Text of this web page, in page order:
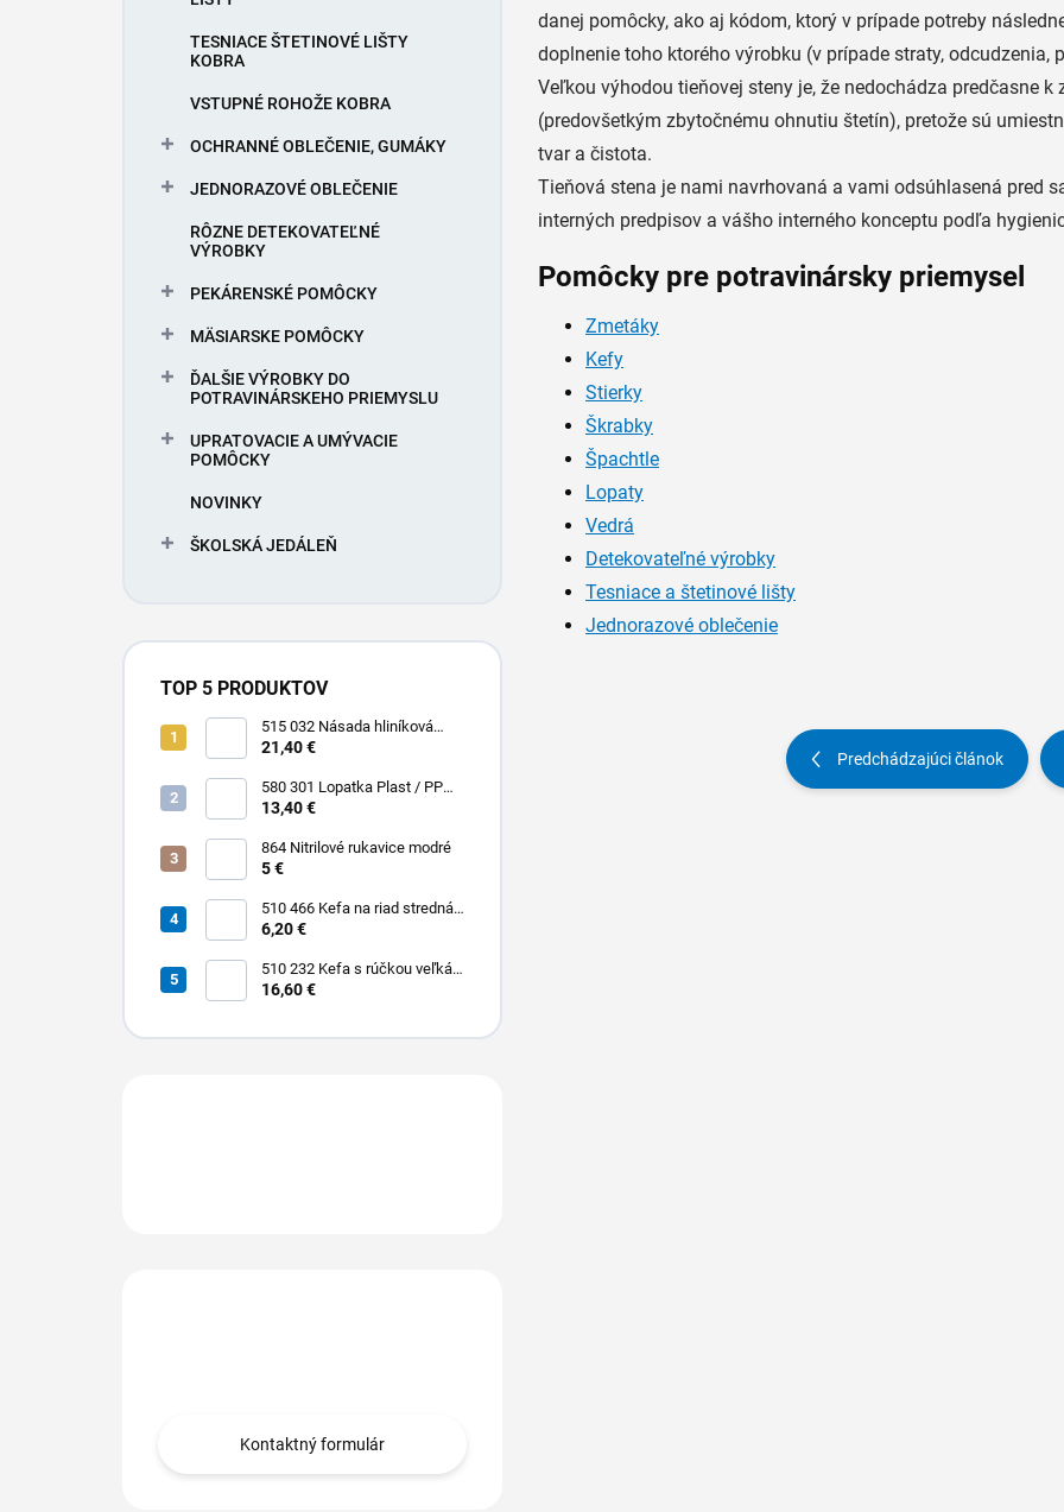
TESNIACE ŠTETINOVÉ LIŠTY
KOBRA
VSTUPNÉ ROHOŽE KOBRA
OCHRANNÉ OBLEČENIE, GUMÁKY
JEDNORAZOVÉ OBLEČENIE
RÔZNE DETEKOVATEĽNÉ
VÝROBKY
PEKÁRENSKÉ POMÔCKY
MÄSIARSKE POMÔCKY
ĎALŠIE VÝROBKY DO
POTRAVINÁRSKEHO PRIEMYSLU
UPRATOVACIE A UMÝVACIE
POMÔCKY
NOVINKY
ŠKOLSKÁ JEDÁLEŇ
TOP 5 PRODUKTOV
515 032 Násada hliníková
Hliník + Plast / PP 1500 x Ø 25
21,40 €
580 301 Lopatka Plast / PP
310 x 185 / 310 mm
13,40 €
864 Nitrilové rukavice modré
5 €
510 466 Kefa na riad stredná
PBT 0,30 x 25 mm hladká 225
6,20 €
510 232 Kefa s rúčkou veľká
dlhá stredná PBT 0,30 x 45
16,60 €
Kontaktný formulár
danej pomôcky, ako aj kódom, ktorý v prípade potreby
doplnenie toho ktorého výrobku (v prípade straty, odcudzenia,
Veľkou výhodou tieňovej steny je, že nedochádza predčasne k
(predovšetkým zbytočnému ohnutiu štetín), pretože sú
tvar a čistota.
Tieňová stena je nami navrhovaná a vami odsúhlasená pred
interných predpisov a vášho interného konceptu podľa
Pomôcky pre potravinársky priemysel
Zmetáky
Kefy
Stierky
Škrabky
Špachtle
Lopaty
Vedrá
Detekovateľné výrobky
Tesniace a štetinové lišty
Jednorazové oblečenie
Predchádzajúci článok